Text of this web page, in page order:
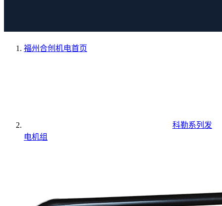
福州合创机电首页
科勒系列发
电机组